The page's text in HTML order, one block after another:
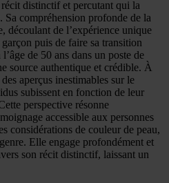
distinctif et percutant qui la
Sa compréhension profonde de la
découlant de l’expérience unique
puis de faire sa transition
de 50 ans dans un poste de
source authentique et crédible. À
aperçus inestimables sur le
subissent en fonction de leur
perspective résonne
accessible aux personnes
considérations de couleur de peau,
Elle engage profondément et
son récit distinctif, laissant un